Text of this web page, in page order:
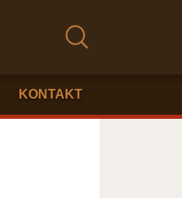
KONTAKT